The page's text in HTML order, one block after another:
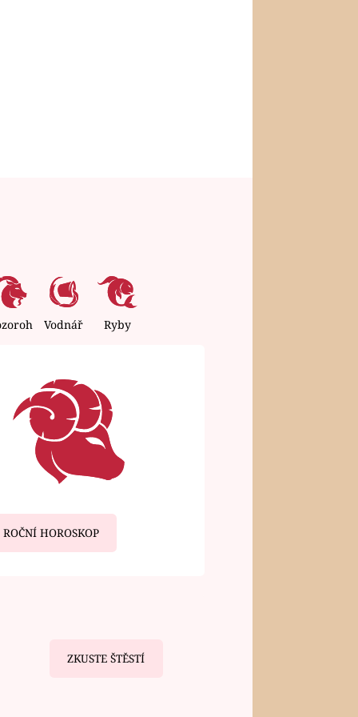
Vodnář Ryby
ROČNÍ HOROSKOP
ZKUSTE ŠTĚSTÍ